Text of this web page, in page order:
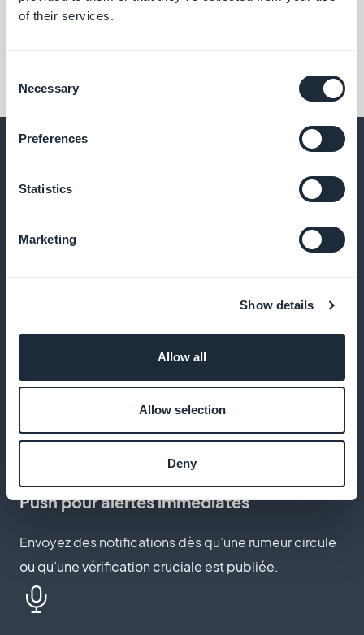
of their services.
Selection
Necessary
Preferences
Statistics
Marketing
Show details
Allow all
Allow selection
Deny
Favoris pour retrouver vos vérifications
Push pour alertes immédiates
Envoyez des notifications dès qu’une rumeur circule
ou qu’une vérification cruciale est publiée.